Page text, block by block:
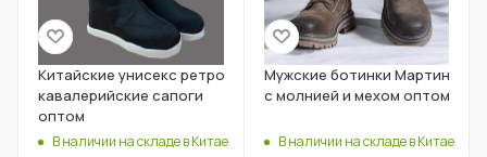
Китайские унисекс ретро
кавалерийские сапоги
оптом
В наличии на складе в Китае
Мужские ботинки Мартин
с молнией и мехом оптом
В наличии на складе в Китае